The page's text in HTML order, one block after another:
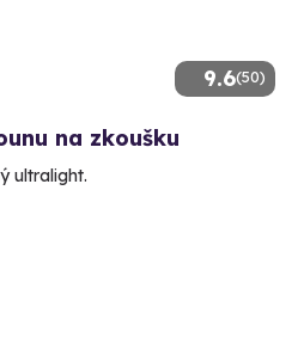
9.6(50)
na zkoušku
ultralight.